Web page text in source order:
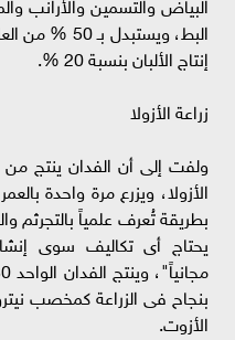
البط،
إنتاج الألبان بنسبة 20 %.
زراعة الأزولا
ولفت إلى أن الفدان ينتج
الأزولا، ويزرع مرة واحدة
بطريقة تُعرف علمياً بالتجرثم
يحتاج أى تكاليف سوى
بنجاح فى الزراعة كمخصب
الأزوت.